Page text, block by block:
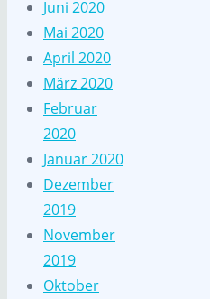
Juni 2020
Mai 2020
April 2020
März 2020
Februar
2020
Januar 2020
Dezember
2019
November
2019
Oktober